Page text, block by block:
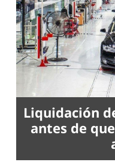
Liquidación
antes de